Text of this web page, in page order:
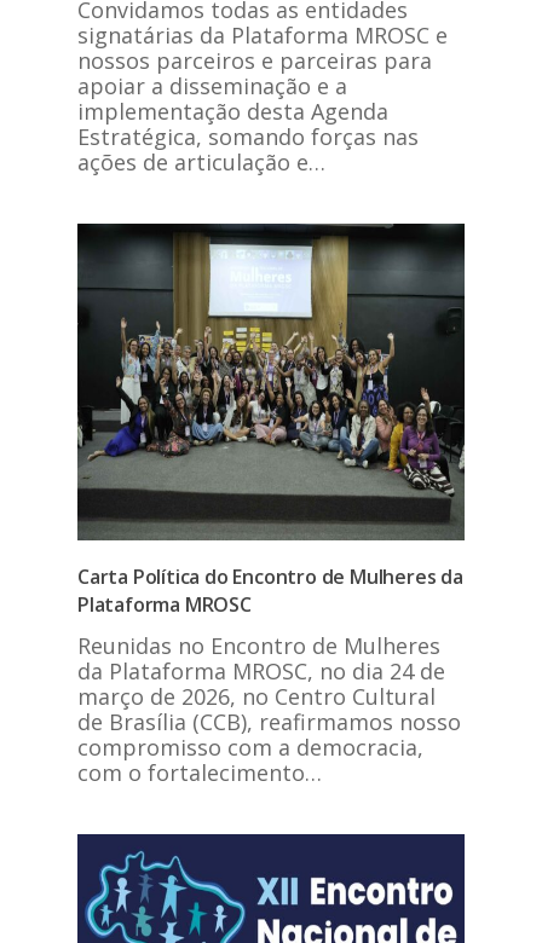
Convidamos todas as entidades
signatárias da Plataforma MROSC e
nossos parceiros e parceiras para
apoiar a disseminação e a
implementação desta Agenda
Estratégica, somando forças nas
ações de articulação e…
Carta Política do Encontro de Mulheres da
Plataforma MROSC
Reunidas no Encontro de Mulheres
da Plataforma MROSC, no dia 24 de
março de 2026, no Centro Cultural
de Brasília (CCB), reafirmamos nosso
compromisso com a democracia,
com o fortalecimento…